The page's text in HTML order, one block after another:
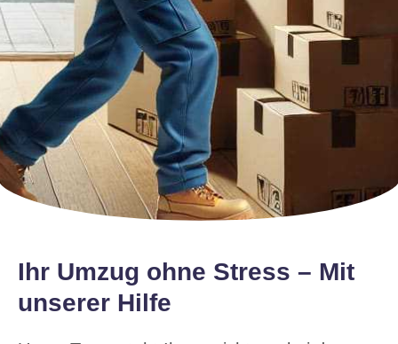
Ihr Umzug ohne Stress – Mit
unserer Hilfe